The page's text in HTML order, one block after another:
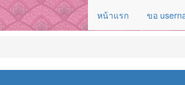
หน้าแรก ขอ